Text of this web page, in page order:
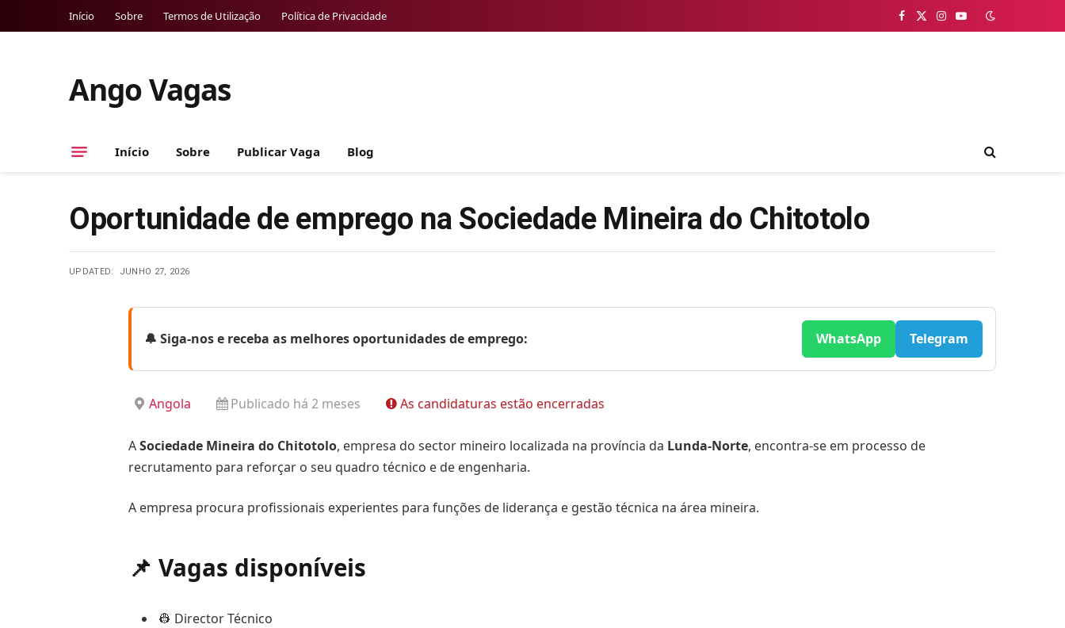
Início Sobre Termos de Utilização Política de Privacidade Facebook
X
Instagram
YouTube
Ango Vagas
Início Sobre Publicar Vaga Blog
Oportunidade de emprego na Sociedade Mineira do Chitotolo
UPDATED: JUNHO 27, 2026
🔔 Siga-nos e receba as melhores oportunidades de emprego: WhatsApp Telegram
Angola Publicado há 2 meses As candidaturas estão encerradas
ASociedade Mineira do Chitotolo, empresa do sector mineiro localizada na província da Lunda-Norte, encontra-se em processo de
recrutamento para reforçar o seu quadro técnico e de engenharia.
A empresa procura profissionais experientes para funções de liderança e gestão técnica na área mineira.
📌 Vagas disponíveis
👷 Director Técnico